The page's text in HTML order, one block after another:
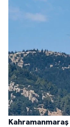
Kahramanmaraş